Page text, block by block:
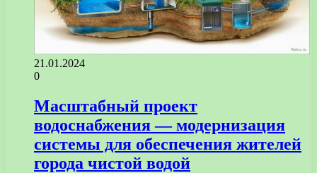
21.01.2024
0
Масштабный проект
водоснабжения — модернизация
системы для обеспечения жителей
города чистой водой